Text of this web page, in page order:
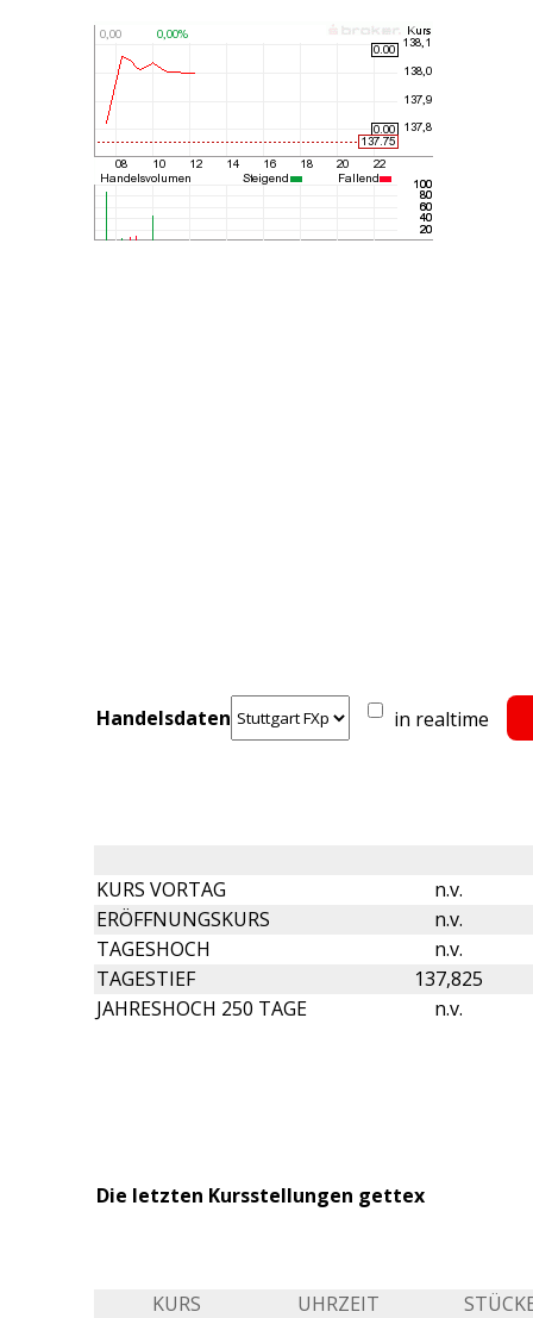
Handelsdaten in realtime
KURS VORTAG
n.v.
ERÖFFNUNGSKURS
n.v.
TAGESHOCH
n.v.
TAGESTIEF
137,825
JAHRESHOCH 250 TAGE
n.v.
Die letzten Kursstellungen gettex
KURS UHRZEIT